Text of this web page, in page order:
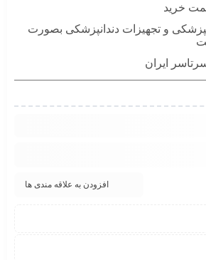
خرید
و تجهیزات دندانپزشکی بصورت
ایران
افزودن به علاقه مندی ها